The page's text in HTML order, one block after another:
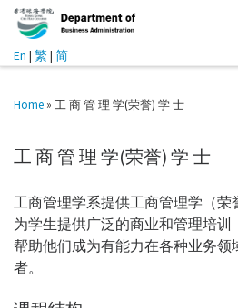
En | 繁 | 简
Home » 工 商 管 理 学(荣誉) 学 士
工 商 管 理 学(荣誉) 学 士
工商管理学系提供工商管理学（荣
为学生提供广泛的商业和管理培训
帮助他们成为有能力在各种业务领
者。